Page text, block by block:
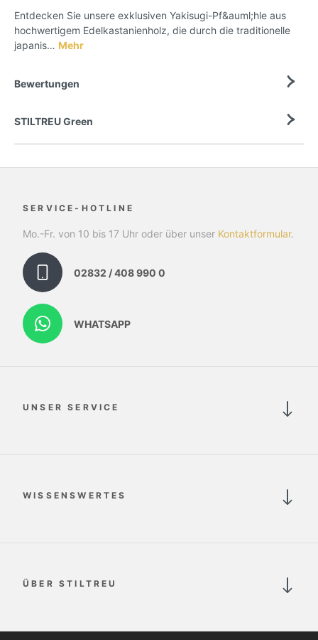
Entdecken Sie unsere exklusiven Yakisugi-Pf&auml;hle aus
hochwertigem Edelkastanienholz, die durch die traditionelle
japanis… Mehr
Bewertungen
STILTREU Green
SERVICE-HOTLINE
Mo.-Fr. von 10 bis 17 Uhr oder über unser Kontaktformular.
02832 / 408 990 0
WHATSAPP
UNSER SERVICE
WISSENSWERTES
ÜBER STILTREU